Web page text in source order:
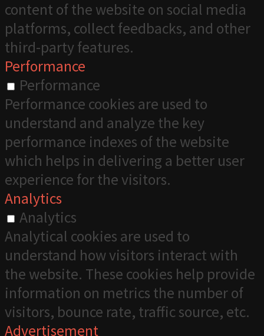
content of the website on social media
platforms, collect feedbacks, and other
third-party features.
Performance
Performance
Performance cookies are used to
understand and analyze the key
performance indexes of the website
which helps in delivering a better user
experience for the visitors.
Analytics
Analytics
Analytical cookies are used to
understand how visitors interact with
the website. These cookies help provide
information on metrics the number of
visitors, bounce rate, traffic source, etc.
Advertisement